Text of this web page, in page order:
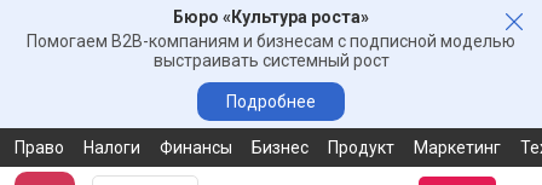
Бюро «Культура роста»
Помогаем B2B-компаниям и бизнесам с подписной моделью
выстраивать системный рост
Подробнее
Право Налоги Финансы Бизнес Продукт Маркетинг